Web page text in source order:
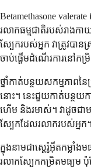
Betamethasone
រលាកធម្មជាតិរបស់រាងក
ស្បែករបស់អ្នក វាត្រូវប
ចាប់ផ្តើមដំណើរការនៅក
ថ្នាំកាត់បន្ថយសកម្មភាពន
នោះ។ នេះជួយកាត់បន្ថយ
ហើម និងរមាស់។ វាដូចជ
ស្បែកដែលរលាករបស់អ្នក។
ក្នុងនាមជាស្តេរ៉ូអ៊ីតកម្លាំង
រលាកស្បែកកម្រិតមធ្យម ប៉ុន្